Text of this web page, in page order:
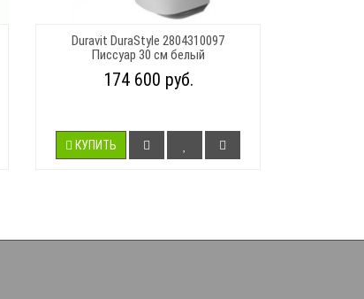
Duravit DuraStyle 2804310097
Писсуар 30 см белый
174 600 руб.
КУПИТЬ